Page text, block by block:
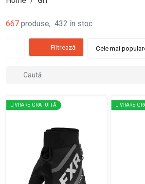
667 produse, 432 în stoc
Filtrează Cele mai
LIVRARE GRATUITĂ LIVRARE